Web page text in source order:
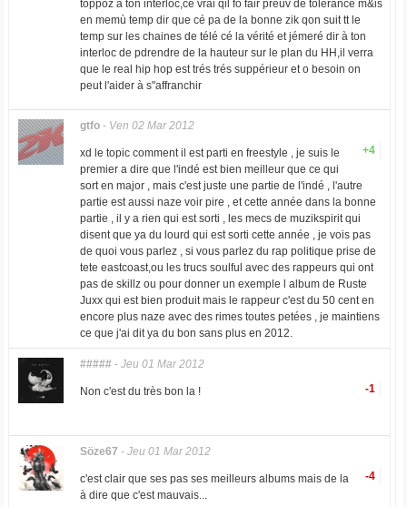
toppoz à ton interloc,cé vrai qil fo fair preuv de tolérance m&is
en memù temp dir que cé pa de la bonne zik qon suit tt le
temp sur les chaines de télé cé la vérité et jémeré dir à ton
interloc de pdrendre de la hauteur sur le plan du HH,il verra
que le real hip hop est trés trés suppérieur et o besoin on
peut l'aider à s"affranchir
gtfo- Ven 02 Mar 2012
+4
xd le topic comment il est parti en freestyle , je suis le
premier a dire que l'indé est bien meilleur que ce qui
sort en major , mais c'est juste une partie de l'indé , l'autre
partie est aussi naze voir pire , et cette année dans la bonne
partie , il y a rien qui est sorti , les mecs de muzikspirit qui
disent que ya du lourd qui est sorti cette année , je vois pas
de quoi vous parlez , si vous parlez du rap politique prise de
tete eastcoast,ou les trucs soulful avec des rappeurs qui ont
pas de skillz ou pour donner un exemple l album de Ruste
Juxx qui est bien produit mais le rappeur c'est du 50 cent en
encore plus naze avec des rimes toutes petées , je maintiens
ce que j'ai dit ya du bon sans plus en 2012.
#####- Jeu 01 Mar 2012
-1
Non c'est du très bon la !
Söze67 - Jeu 01 Mar 2012
-4
c'est clair que ses pas ses meilleurs albums mais de la
à dire que c'est mauvais...